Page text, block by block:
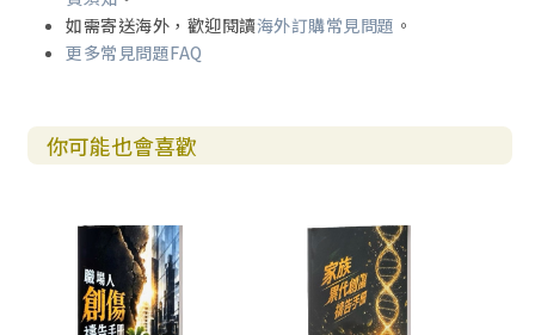
如需寄送海外，歡迎閱讀海外訂購常見問題 。
更多常見問題FAQ
你可能也會喜歡